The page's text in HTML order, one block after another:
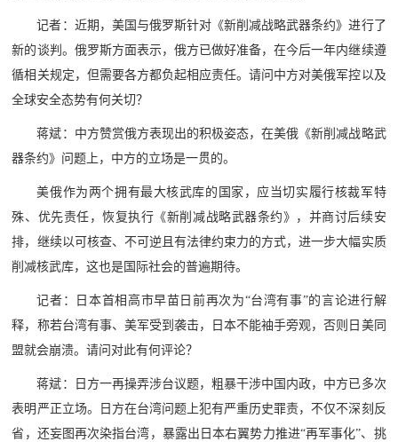
记者：近期，美国与俄罗斯针对《新削减战略武器条约》进行了
新的谈判。俄罗斯方面表示，俄方已做好准备，在今后一年内继续遵
循相关规定，但需要各方都负起相应责任。请问中方对美俄军控以及
全球安全态势有何关切？
蒋斌：中方赞赏俄方表现出的积极姿态，在美俄《新削减战略武
器条约》问题上，中方的立场是一贯的。
美俄作为两个拥有最大核武库的国家，应当切实履行核裁军特
殊、优先责任，恢复执行《新削减战略武器条约》，并商讨后续安
排，继续以可核查、不可逆且有法律约束力的方式，进一步大幅实质
削减核武库，这也是国际社会的普遍期待。
记者：日本首相高市早苗日前再次为“台湾有事”的言论进行解
释，称若台湾有事、美军受到袭击，日本不能袖手旁观，否则日美同
盟就会崩溃。请问对此有何评论？
蒋斌：日方一再操弄涉台议题，粗暴干涉中国内政，中方已多次
表明严正立场。日方在台湾问题上犯有严重历史罪责，不仅不深刻反
省，还妄图再次染指台湾，暴露出日本右翼势力推进“再军事化”、挑